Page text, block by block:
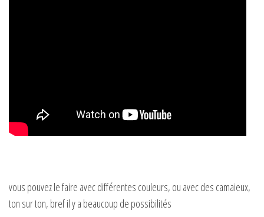
vous pouvez le faire avec différentes couleurs, ou avec des camaieux,
ton sur ton, bref il y a beaucoup de possibilités